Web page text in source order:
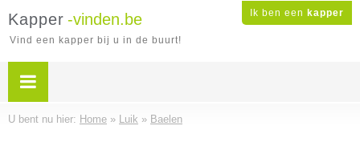
Ik ben een kapper
Kapper -vinden.be
Vind een kapper bij u in de buurt!
U bent nu hier: Home » Luik » Baelen